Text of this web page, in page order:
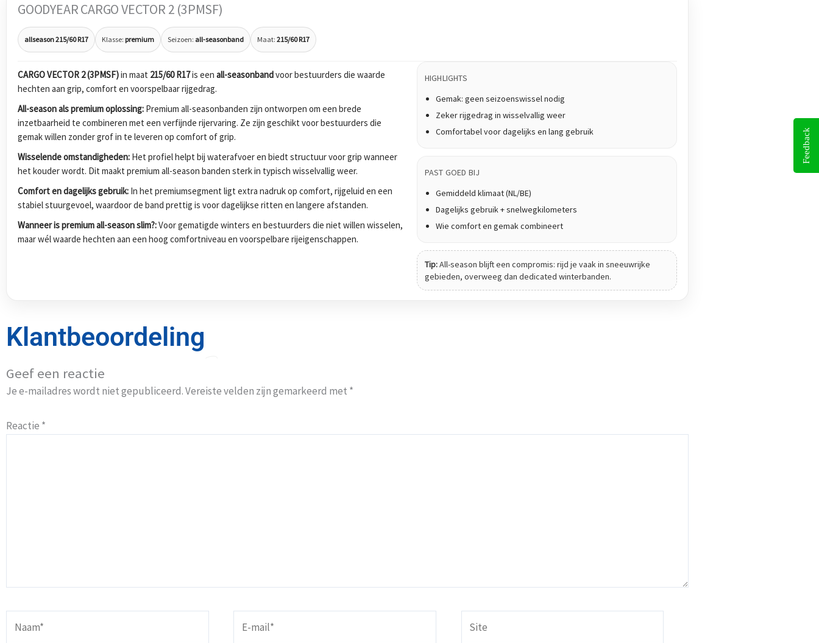
GOODYEAR CARGO VECTOR 2 (3PMSF)
allseason 215/60 R17 Klasse: premium Seizoen: all-seasonband Maat: 215/60 R17
CARGO VECTOR 2 (3PMSF)in maat 215/60 R17is een all-seasonbandvoor bestuurders die waarde
hechten aan grip, comfort en voorspelbaar rijgedrag.
All-season als premium oplossing: Premium all-seasonbanden zijn ontworpen om een brede
inzetbaarheid te combineren met een verfijnde rijervaring. Ze zijn geschikt voor bestuurders die
gemak willen zonder grof in te leveren op comfort of grip.
Wisselende omstandigheden: Het profiel helpt bij waterafvoer en biedt structuur voor grip wanneer
het kouder wordt. Dit maakt premium all-season banden sterk in typisch wisselvallig weer.
Comfort en dagelijks gebruik: In het premiumsegment ligt extra nadruk op comfort, rijgeluid en een
stabiel stuurgevoel, waardoor de band prettig is voor dagelijkse ritten en langere afstanden.
Wanneer is premium all-season slim?:Voor gematigde winters en bestuurders die niet willen wisselen,
maar wél waarde hechten aan een hoog comfortniveau en voorspelbare rijeigenschappen.
HIGHLIGHTS
Gemak: geen seizoenswissel nodig
Zeker rijgedrag in wisselvallig weer
Comfortabel voor dagelijks en lang gebruik
PAST GOED BIJ
Gemiddeld klimaat (NL/BE)
Dagelijks gebruik + snelwegkilometers
Wie comfort en gemak combineert
Tip:All-season blijft een compromis: rijd je vaak in sneeuwrijke
gebieden, overweeg dan dedicated winterbanden.
Klantbeoordeling
Geef een reactie
Je e-mailadres wordt niet gepubliceerd.Vereiste velden zijn gemarkeerd met *
Reactie *
mail*
Feedback